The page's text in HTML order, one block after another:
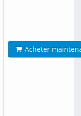
Acheter